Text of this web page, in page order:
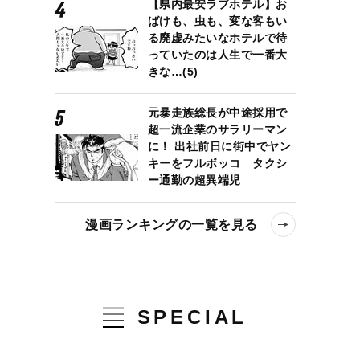
【県内最安ラブホテル】お
ばけも、虫も、変な客もい
る廃虚みたいなホテルで待
っていたのは人生で一番大
きな…(5)
元暴走族総長が中途採用で
超一流企業のサラリーマン
に！ 出社前日に街中でヤン
キーをフルボッコ タクシ
ー通勤の超異端児
漫画ランキングの一覧を見る
SPECIAL